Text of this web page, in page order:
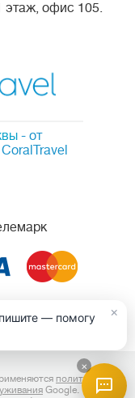
- от
этаж, офис 105.
политика
Google.
×
— помогу
×